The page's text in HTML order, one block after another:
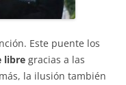
Este puente los
libre gracias a las
la ilusión también